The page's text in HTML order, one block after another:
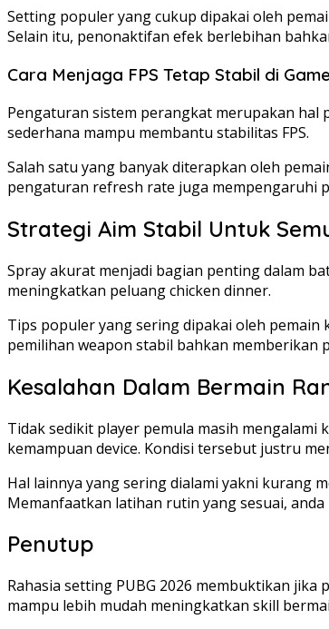
Setting populer yang cukup dipakai oleh
Selain itu, penonaktifan efek berlebihan
Cara Menjaga FPS Tetap Stabil di
Pengaturan sistem perangkat merupakan hal
sederhana mampu membantu stabilitas FPS.
Salah satu yang banyak diterapkan oleh
pengaturan refresh rate juga mempengaruhi
Strategi Aim Stabil Untuk
Spray akurat menjadi bagian penting dalam
meningkatkan peluang chicken dinner.
Tips populer yang sering dipakai oleh
pemilihan weapon stabil bahkan memberikan
Kesalahan Dalam Bermain
Tidak sedikit player pemula masih
kemampuan device. Kondisi tersebut justru
Hal lainnya yang sering dialami yakni kurang
Memanfaatkan latihan rutin yang sesuai,
Penutup
Rahasia setting PUBG 2026 membuktikan
mampu lebih mudah meningkatkan skill